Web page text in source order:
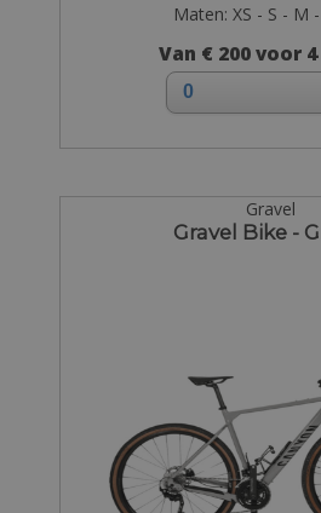
Maten: XS - S - M -
Van € 200 voor
Gravel
Gravel Bike -